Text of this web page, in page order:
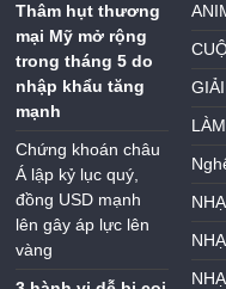
Thâm hụt thương
mại Mỹ mở rộng
trong tháng 5 do
nhập khẩu tăng
mạnh
Chứng khoán châu
Á lập kỷ lục quý,
đồng USD mạnh
lên gây áp lực lên
vàng